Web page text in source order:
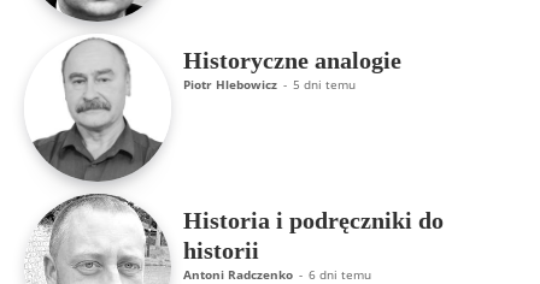
Historyczne analogie
Piotr Hlebowicz - 5 dni temu
Historia i podręczniki do
historii
Antoni Radczenko - 6 dni temu